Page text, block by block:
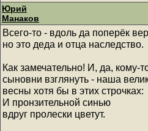
Юрий
Манаков
Всего-то - вдоль да поперёк
но это деда и отца наследство.
Как замечательно! И, да, кому-
сыновни взглянуть - наша
весны хотя бы в этих строчках:
И пронзительной синью
вдруг пролески цветут.